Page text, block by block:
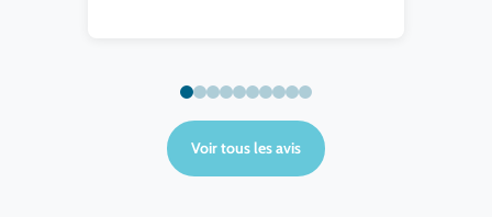
Voir tous les avis